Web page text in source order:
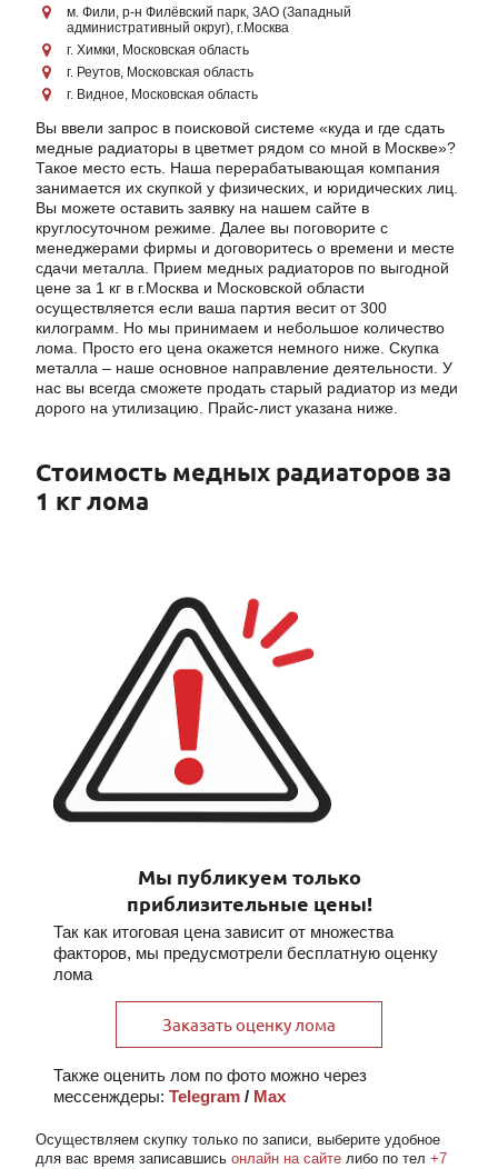
м. Фили, р-н Филёвский парк, ЗАО (Западный
административный округ), г.Москва
г. Химки, Московская область
г. Реутов, Московская область
г. Видное, Московская область
Вы ввели запрос в поисковой системе «куда и где сдать
медные радиаторы в цветмет рядом со мной в Москве»?
Такое место есть. Наша перерабатывающая компания
занимается их скупкой у физических, и юридических лиц.
Вы можете оставить заявку на нашем сайте в
круглосуточном режиме. Далее вы поговорите с
менеджерами фирмы и договоритесь о времени и месте
сдачи металла. Прием медных радиаторов по выгодной
цене за 1 кг в г.Москва и Московской области
осуществляется если ваша партия весит от 300
килограмм. Но мы принимаем и небольшое количество
лома. Просто его цена окажется немного ниже. Скупка
металла – наше основное направление деятельности. У
нас вы всегда сможете продать старый радиатор из меди
дорого на утилизацию. Прайс-лист указана ниже.
Стоимость медных радиаторов за
1 кг лома
Мы публикуем только
приблизительные цены!
Так как итоговая цена зависит от множества
факторов, мы предусмотрели бесплатную оценку
лома
Заказать оценку лома
Также оценить лом по фото можно через
мессенждеры: Telegram / Max
Осуществляем скупку только по записи, выберите удобное
для вас время записавшись онлайн на сайте либо по тел +7